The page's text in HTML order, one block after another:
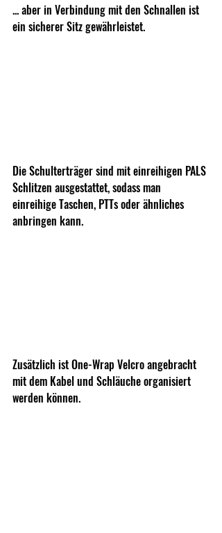
... aber in Verbindung mit den Schnallen ist
ein sicherer Sitz gewährleistet.
Die Schulterträger sind mit einreihigen PALS
Schlitzen ausgestattet, sodass man
einreihige Taschen, PTTs oder ähnliches
anbringen kann.
Zusätzlich ist One-Wrap Velcro angebracht
mit dem Kabel und Schläuche organisiert
werden können.